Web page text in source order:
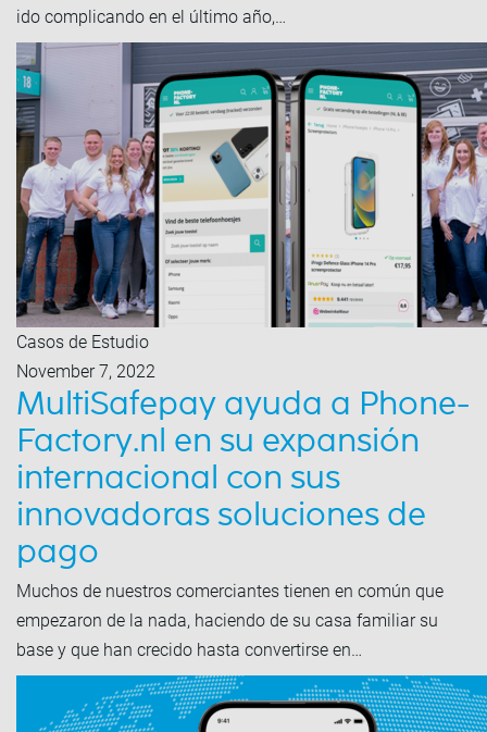
ido complicando en el último año,…
Casos de Estudio
November 7, 2022
MultiSafepay ayuda a Phone-
Factory.nl en su expansión
internacional con sus
innovadoras soluciones de
pago
Muchos de nuestros comerciantes tienen en común que
empezaron de la nada, haciendo de su casa familiar su
base y que han crecido hasta convertirse en…